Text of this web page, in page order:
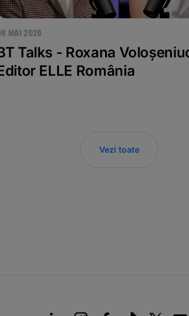
MAI 2026
Talks - Roxana
ELLE România
Vezi toate